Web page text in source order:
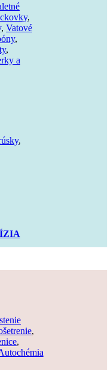
,
, Vatové
,
,
a
,
,
,